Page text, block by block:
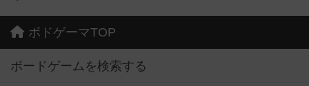
ボドゲーマTOP
ボードゲームを検索する